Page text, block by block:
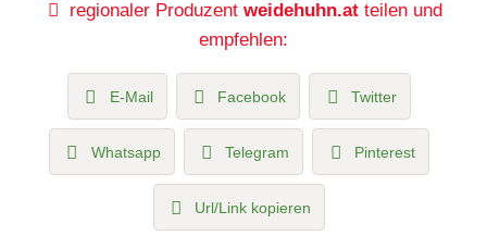
regionaler Produzentweidehuhn.at teilen und
empfehlen:
E-Mail Facebook Twitter
Whatsapp Telegram Pinterest
Url/Link kopieren